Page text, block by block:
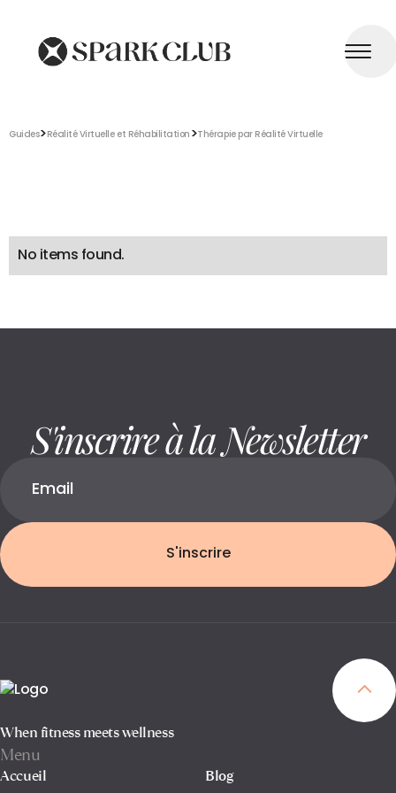
Guides>Réalité Virtuelle et Réhabilitation>Thérapie par Réalité Virtuelle
No items found.
S'inscrire à la Newsletter
S'inscrire
When fitness meets wellness
Menu
Accueil Blog